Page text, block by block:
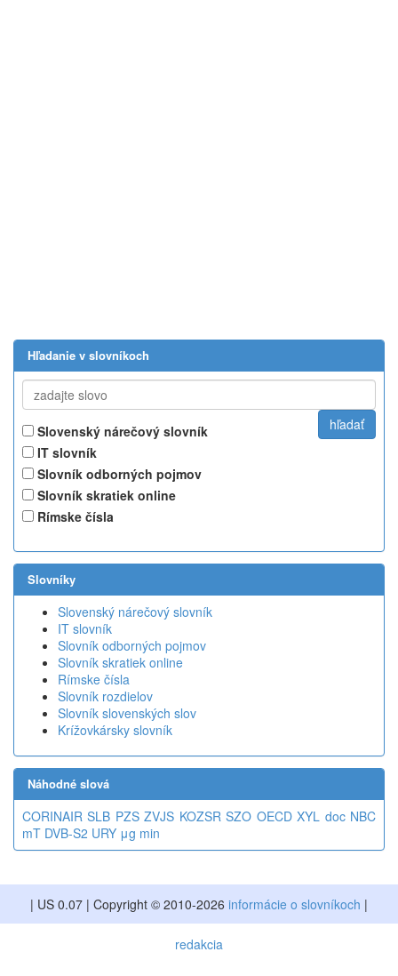
Hľadanie v slovníkoch
Slovenský nárečový slovník
IT slovník
Slovník odborných pojmov
Slovník skratiek online
Rímske čísla
Slovníky
Slovenský nárečový slovník
IT slovník
Slovník odborných pojmov
Slovník skratiek online
Rímske čísla
Slovník rozdielov
Slovník slovenských slov
Krížovkársky slovník
Náhodné slová
CORINAIR SLB PZS ZVJS KOZSR SZO OECD XYL doc NBC
mT DVB-S2 URY μg min
| US 0.07 | Copyright © 2010-2026 informácie o slovníkoch |
redakcia